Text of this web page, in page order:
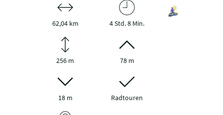
62,04 km 4 Std. 8 Min.
256 m 78 m
18 m Radtouren